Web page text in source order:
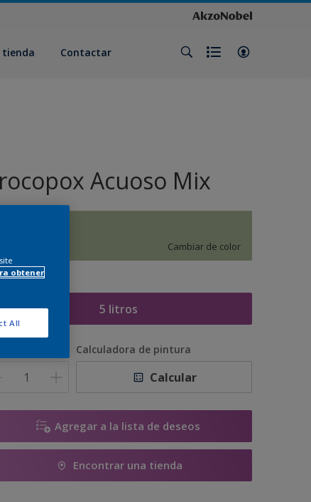
tienda Contactar
Acuoso Mix
Cambiar de color
5 litros
Calculadora de pintura
Calcular
Agregar a la lista de deseos
Encontrar una tienda
obtener
All